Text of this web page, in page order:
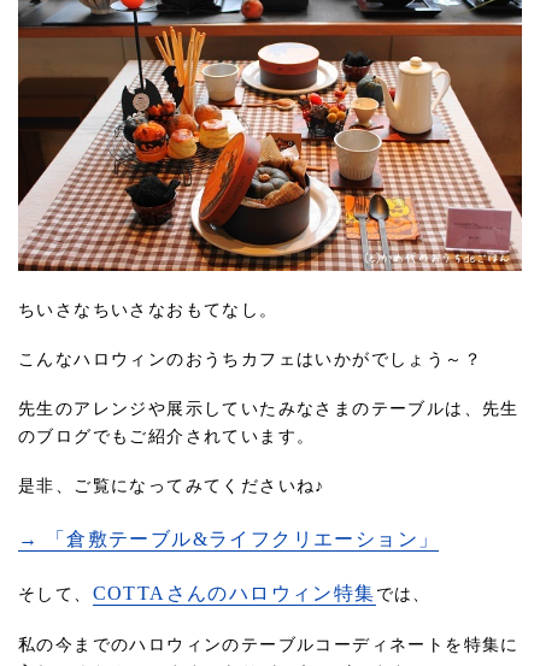
ちいさなちいさなおもてなし。
こんなハロウィンのおうちカフェはいかがでしょう～？
先生のアレンジや展示していたみなさまのテーブルは、先生
のブログでもご紹介されています。
是非、ご覧になってみてくださいね♪
→ 「倉敷テーブル&ライフクリエーション」
そして、 COTTAさんのハロウィン特集 では、
私の今までのハロウィンのテーブルコーディネートを特集に